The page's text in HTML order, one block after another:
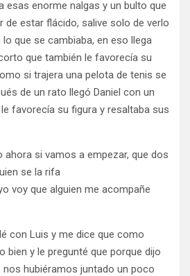
esas enorme nalgas y un bulto que
de estar flácido, salive solo de verlo
que se cambiaba, en eso llega
que también le favorecía su
si trajera una pelota de tenis se
de un rato llegó Daniel con un
favorecía su figura y resaltaba sus
ahora si vamos a empezar, que dos
se la rifa
voy que alguien me acompañe
con Luis y me dice que como
bien y le pregunté que porque dijo
hubiéramos juntado un poco